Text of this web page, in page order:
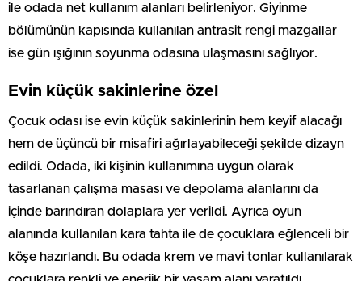
ile odada net kullanım alanları belirleniyor. Giyinme
bölümünün kapısında kullanılan antrasit rengi mazgallar
ise gün ışığının soyunma odasına ulaşmasını sağlıyor.
Evin küçük sakinlerine özel
Çocuk odası ise evin küçük sakinlerinin hem keyif alacağı
hem de üçüncü bir misafiri ağırlayabileceği şekilde dizayn
edildi. Odada, iki kişinin kullanımına uygun olarak
tasarlanan çalışma masası ve depolama alanlarını da
içinde barındıran dolaplara yer verildi. Ayrıca oyun
alanında kullanılan kara tahta ile de çocuklara eğlenceli bir
köşe hazırlandı. Bu odada krem ve mavi tonlar kullanılarak